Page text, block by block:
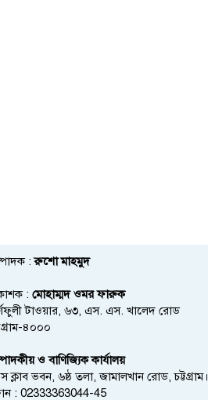
:রুশো মাহমুদ
: মোহাম্মদ ওমর ফারুক
টাওয়ার, ৬৩, এস. এস. খালেদ রোড
৪০০০
ও বাণিজ্যিক কার্যালয়
ক্লাব ভবন, ৬ষ্ঠ তলা, জামালখান রোড, চট্টগ্রাম।
: 02333363044-45